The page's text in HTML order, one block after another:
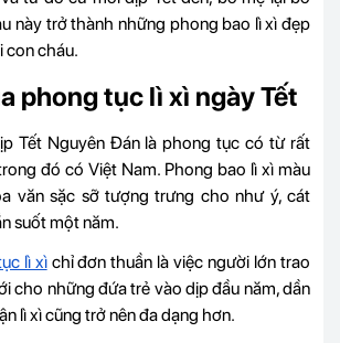
này trở thành những phong bao lì xì đẹp
con cháu.
phong tục lì xì ngày Tết
Tết Nguyên Đán là phong tục có từ rất
đó có Việt Nam. Phong bao lì xì màu
văn sặc sỡ tượng trưng cho như ý, cát
suốt một năm.
lì xìchỉ đơn thuần là việc người lớn trao
cho những đứa trẻ vào dịp đầu năm, dần
lì xì cũng trở nên đa dạng hơn.